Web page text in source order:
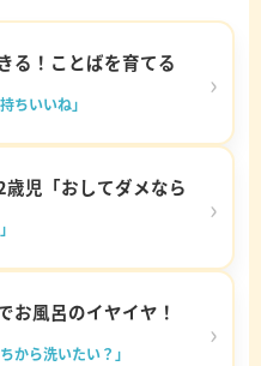
る！ことばを育てる
ちいいね」
›
児「おしてダメなら
›
お風呂のイヤイヤ！
から洗いたい？」
›